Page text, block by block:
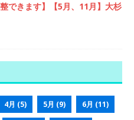
できます】【5月、11月】大杉
4月 (5) 5月 (9) 6月 (11)